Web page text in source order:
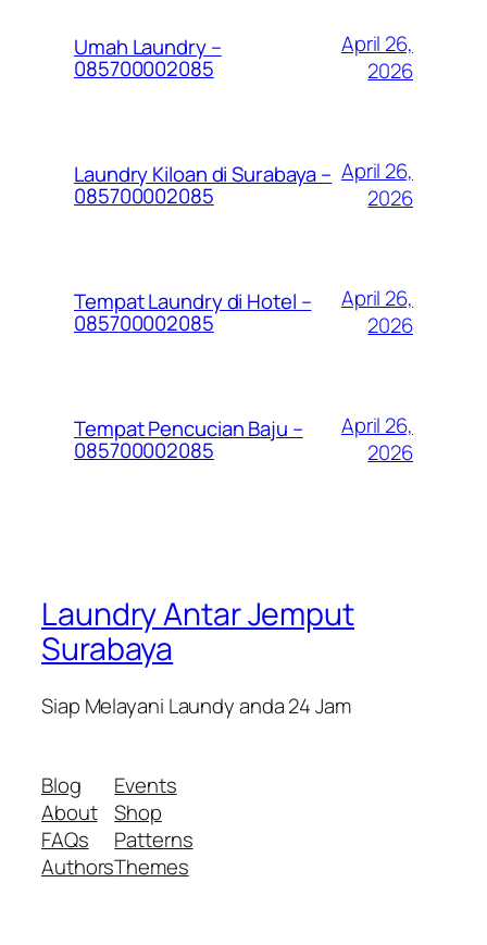
Umah Laundry –
085700002085
April 26,
2026
Laundry Kiloan di Surabaya –
085700002085
April 26,
2026
Tempat Laundry di Hotel –
085700002085
April 26,
2026
Tempat Pencucian Baju –
085700002085
April 26,
2026
Laundry Antar Jemput
Surabaya
Siap Melayani Laundy anda 24 Jam
Blog
About
FAQs
Authors
Events
Shop
Patterns
Themes